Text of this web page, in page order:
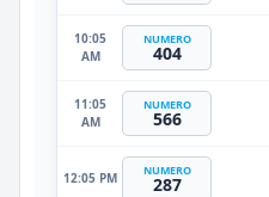
10:05
AM
NUMERO
404
11:05
AM
NUMERO
566
12:05 PM NUMERO
287